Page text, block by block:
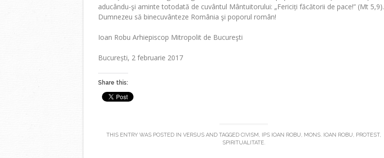
aducându-şi aminte totodată de cuvântul Mântuitorului: „Fericiți făcătorii de pace!” (Mt 5,9).
Dumnezeu să binecuvânteze România şi poporul român!
Ioan Robu Arhiepiscop Mitropolit de Bucureşti
București, 2 februarie 2017
Share this:
THIS ENTRY WAS POSTED IN VERSUS AND TAGGED CIVISM , IPS IOAN ROBU, MONS. IOAN ROBU, PROTEST,
SPIRITUALITATE.